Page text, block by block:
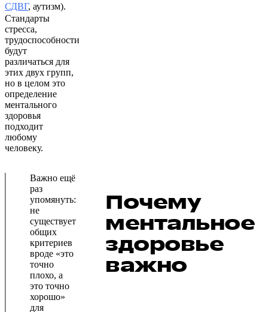
СДВГ, аутизм).
Стандарты
стресса,
трудоспособности
будут
различаться для
этих двух групп,
но в целом это
определение
ментального
здоровья
подходит
любому
человеку.
Важно ещё
раз
упомянуть:
не
существует
общих
критериев
вроде «это
точно
плохо, а
это точно
хорошо»
для
Почему
ментальное
здоровье
важно